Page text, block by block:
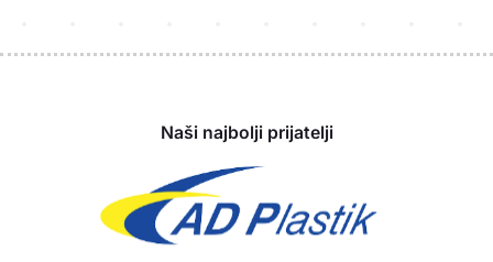
Naši najbolji prijatelji